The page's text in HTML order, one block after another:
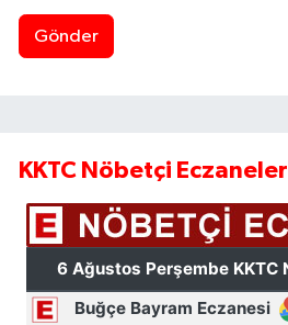
Gönder
KKTC Nöbetçi Eczaneler